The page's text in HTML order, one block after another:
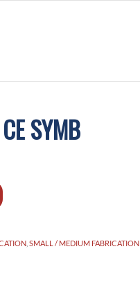
SYMB
,SMALL / MEDIUM FABRICATION